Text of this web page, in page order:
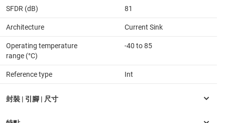
SFDR (dB) 81
Architecture Current Sink
Operating temperature
range (°C)
-40 to 85
Reference type Int